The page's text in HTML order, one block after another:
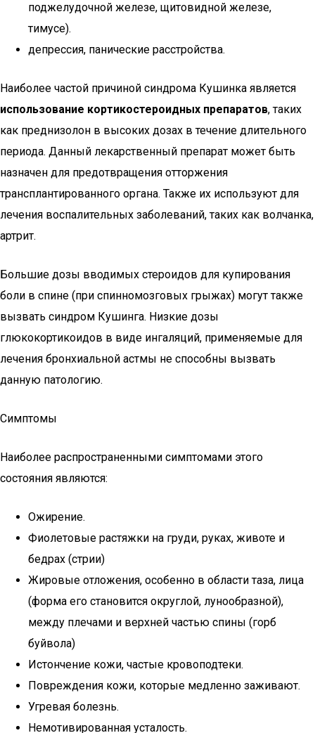
поджелудочной железе, щитовидной железе,
тимусе).
депрессия, панические расстройства.
Наиболее частой причиной синдрома Кушинка является
использование кортикостероидных препаратов, таких
как преднизолон в высоких дозах в течение длительного
периода. Данный лекарственный препарат может быть
назначен для предотвращения отторжения
трансплантированного органа. Также их используют для
лечения воспалительных заболеваний, таких как волчанка,
артрит.
Большие дозы вводимых стероидов для купирования
боли в спине (при спинномозговых грыжах) могут также
вызвать синдром Кушинга. Низкие дозы
глюкокортикоидов в виде ингаляций, применяемые для
лечения бронхиальной астмы не способны вызвать
данную патологию.
Симптомы
Наиболее распространенными симптомами этого
состояния являются:
Ожирение.
Фиолетовые растяжки на груди, руках, животе и
бедрах (стрии)
Жировые отложения, особенно в области таза, лица
(форма его становится округлой, лунообразной),
между плечами и верхней частью спины (горб
буйвола)
Истончение кожи, частые кровоподтеки.
Повреждения кожи, которые медленно заживают.
Угревая болезнь.
Немотивированная усталость.